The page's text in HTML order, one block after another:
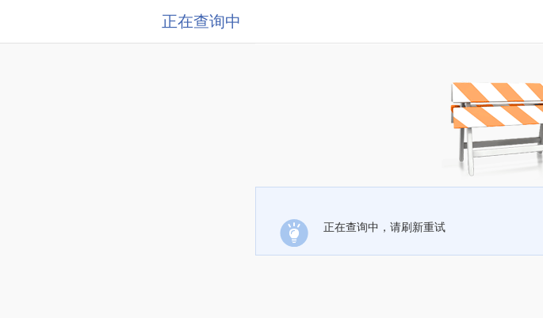
正在查询中
正在查询中，请刷新重试